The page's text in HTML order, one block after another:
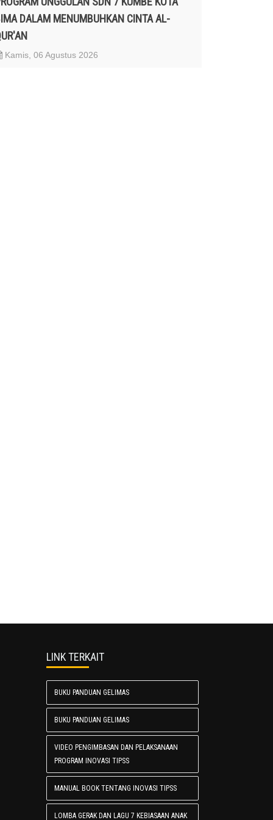
DALAM MENUMBUHKAN CINTA AL-
Kamis, 06 Agustus 2026
LINK TERKAIT
BUKU PANDUAN GELIMAS
BUKU PANDUAN GELIMAS
VIDEO PENGIMBASAN DAN PELAKSANAAN
PROGRAM INOVASI TIPSS
MANUAL BOOK TENTANG INOVASI TIPSS
LOMBA GERAK DAN LAGU 7 KEBIASAAN ANAK